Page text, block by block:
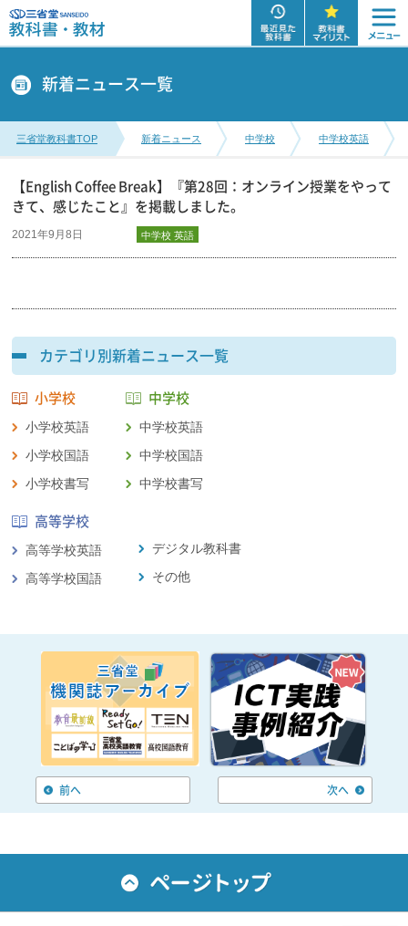
新着ニュース一覧
三省堂教科書TOP 新着ニュース 中学校 中学校英語
【English Coffee Break】『第28回：オンライン授業をやって
きて、感じたこと』を掲載しました。
2021年9月8日 中学校 英語
カテゴリ別新着ニュース一覧
小学校
小学校英語
小学校国語
小学校書写
中学校
中学校英語
中学校国語
中学校書写
高等学校
高等学校英語
高等学校国語
デジタル教科書
その他
前へ 次へ